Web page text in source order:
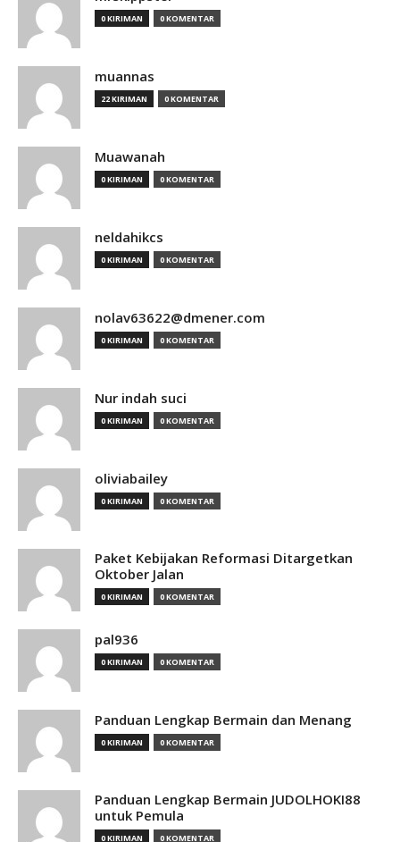
0 KIRIMAN 0 KOMENTAR
muannas
22 KIRIMAN 0 KOMENTAR
Muawanah
0 KIRIMAN 0 KOMENTAR
neldahikcs
0 KIRIMAN 0 KOMENTAR
nolav63622@dmener.com
0 KIRIMAN 0 KOMENTAR
Nur indah suci
0 KIRIMAN 0 KOMENTAR
oliviabailey
0 KIRIMAN 0 KOMENTAR
Paket Kebijakan Reformasi Ditargetkan
Oktober Jalan
0 KIRIMAN 0 KOMENTAR
pal936
0 KIRIMAN 0 KOMENTAR
Panduan Lengkap Bermain dan Menang
0 KIRIMAN 0 KOMENTAR
Panduan Lengkap Bermain JUDOLHOKI88
untuk Pemula
0 KIRIMAN 0 KOMENTAR